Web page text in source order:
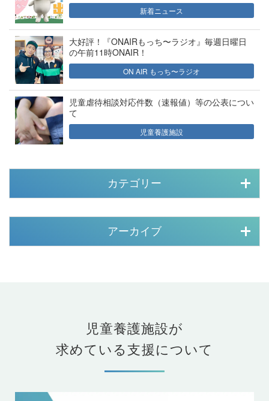
新着ニュース
大好評！『ONAIRもっち〜ラジオ』毎週日曜日
の午前11時ONAIR！
ON AIR もっち〜ラジオ
児童虐待相談対応件数（速報値）等の公表につい
て
児童養護施設
カテゴリー
アーカイブ
児童養護施設が
求めている支援について